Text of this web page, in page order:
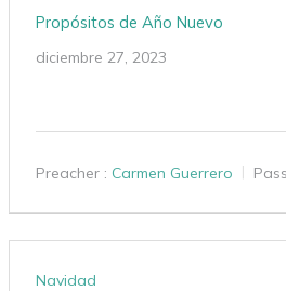
Propósitos de Año Nuevo
diciembre 27, 2023
Preacher : Carmen Guerrero
Navidad